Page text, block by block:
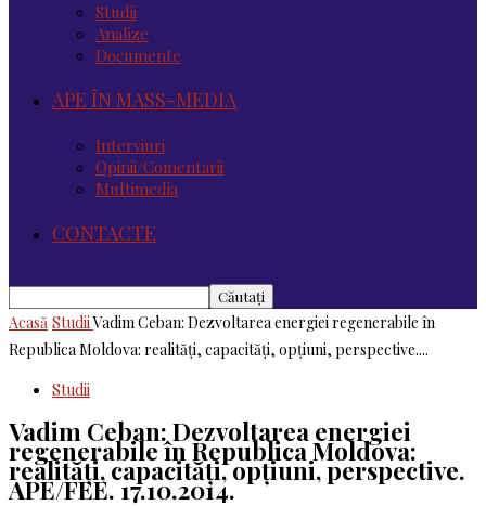
Studii
Analize
Documente
APE ÎN MASS-MEDIA
Interviuri
Opinii/Comentarii
Multimedia
CONTACTE
Acasă StudiiVadim Ceban: Dezvoltarea energiei regenerabile în
Republica Moldova: realități, capacități, opțiuni, perspective....
Studii
Vadim Ceban: Dezvoltarea energiei
regenerabile în Republica Moldova:
realități, capacități, opțiuni, perspective.
APE/FEE. 17.10.2014.